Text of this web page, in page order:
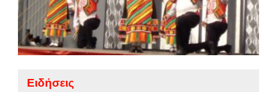
Ειδήσεις